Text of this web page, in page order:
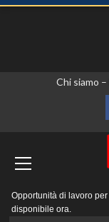
Chi siamo
principale
Opportunità di lavoro
disponibile ora.